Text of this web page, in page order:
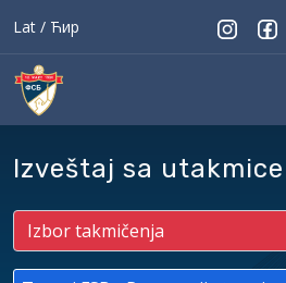
Lat / Ћир
Izveštaj sa utakmice